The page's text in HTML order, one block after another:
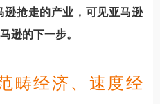
逊抢走的产业，可见亚马逊
逊的下一步。
畴经济、速度经